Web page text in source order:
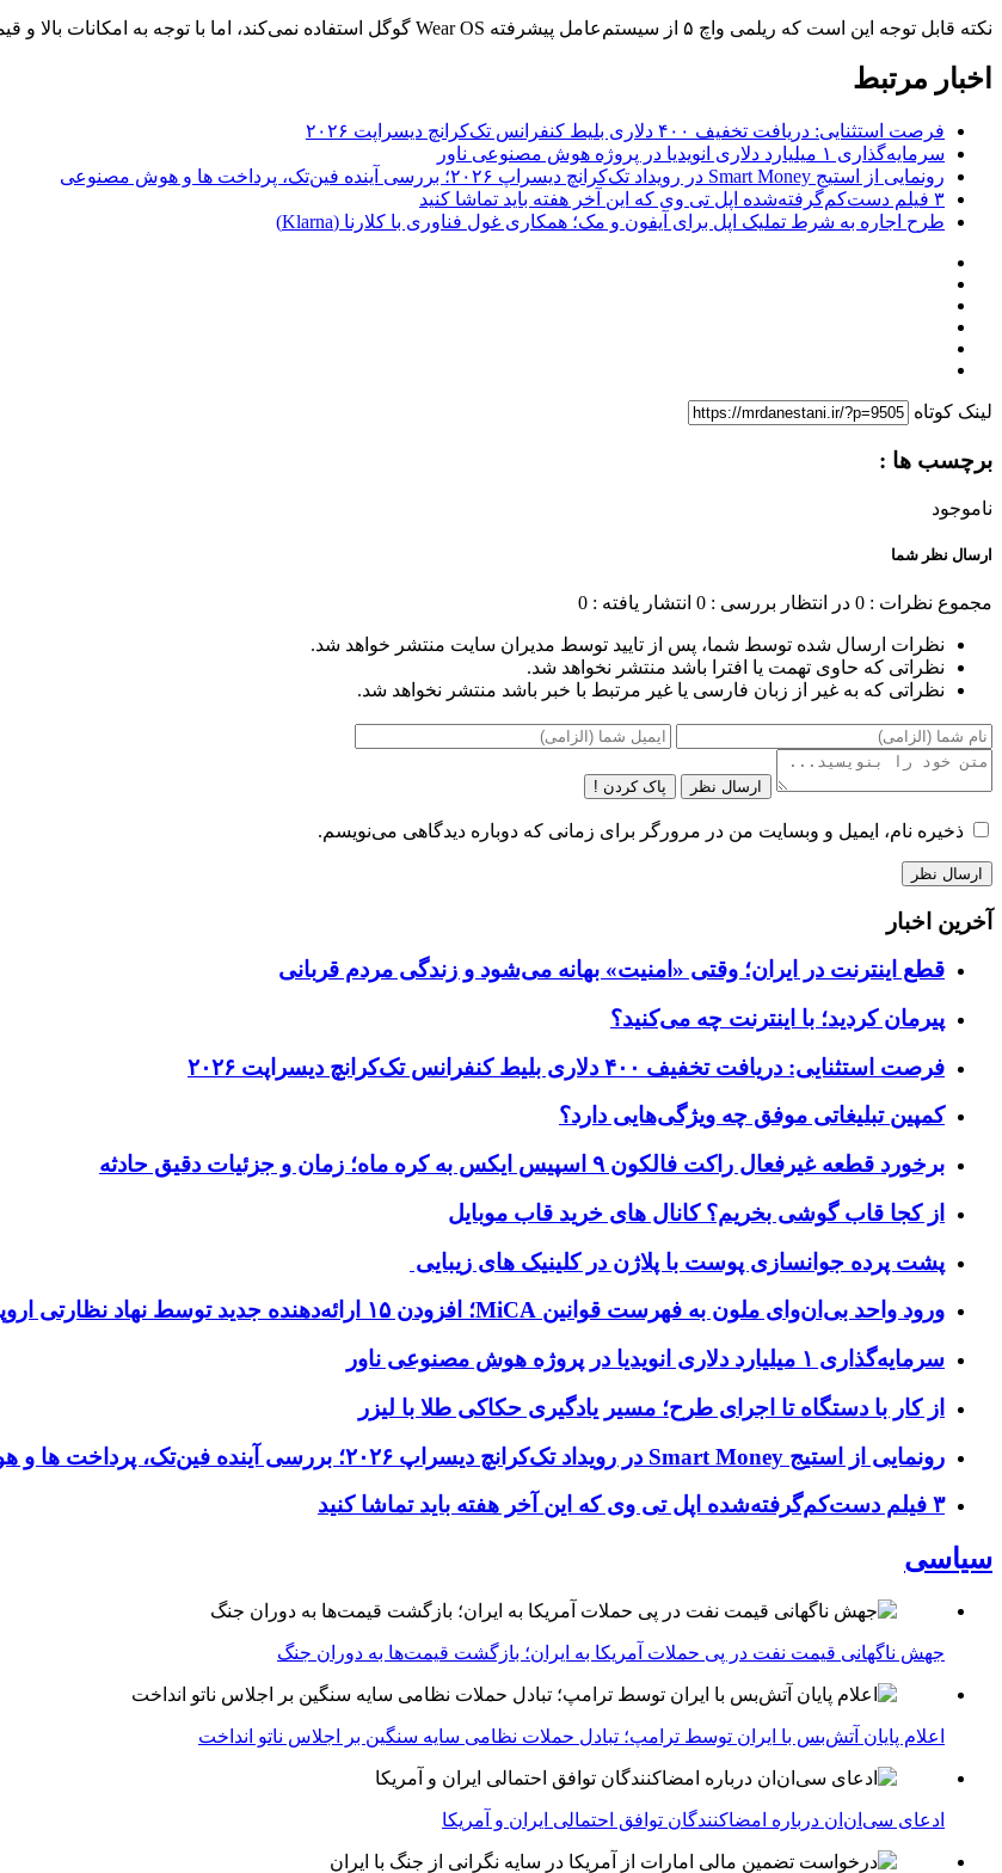
نکته قابل توجه این است که ریلمی واچ ۵ از سیستم‌عامل پیشرفته Wear OS گوگل استفاده نمی‌کند، اما با توجه به امکانات بالا و قیمت بسیار مناسب، انتخابی ایده‌آل برای کاربران اقتصادی محسوب می‌شود.
اخبار مرتبط
فرصت استثنایی: دریافت تخفیف ۴۰۰ دلاری بلیط کنفرانس تک‌کرانچ دیسراپت ۲۰۲۶
سرمایه‌گذاری ۱ میلیارد دلاری انویدیا در پروژه هوش مصنوعی ناور
رونمایی از استیج Smart Money در رویداد تک‌کرانچ دیسراپ ۲۰۲۶؛ بررسی آینده فین‌تک، پرداخت‌ ها و هوش مصنوعی
۳ فیلم دست‌کم‌گرفته‌شده اپل تی وی که این آخر هفته باید تماشا کنید
طرح اجاره به شرط تملیک اپل برای آیفون و مک؛ همکاری غول فناوری با کلارنا (Klarna)
لینک کوتاه
برچسب ها :
ناموجود
ارسال نظر شما
مجموع نظرات : 0 در انتظار بررسی : 0 انتشار یافته : 0
نظرات ارسال شده توسط شما، پس از تایید توسط مدیران سایت منتشر خواهد شد.
نظراتی که حاوی تهمت یا افترا باشد منتشر نخواهد شد.
نظراتی که به غیر از زبان فارسی یا غیر مرتبط با خبر باشد منتشر نخواهد شد.
ارسال نظر پاک کردن !
ذخیره نام، ایمیل و وبسایت من در مرورگر برای زمانی که دوباره دیدگاهی می‌نویسم.
آخرین اخبار
قطع اینترنت در ایران؛ وقتی «امنیت» بهانه می‌شود و زندگی مردم قربانی
پیرمان کردید؛ با اینترنت چه می‌کنید؟
فرصت استثنایی: دریافت تخفیف ۴۰۰ دلاری بلیط کنفرانس تک‌کرانچ دیسراپت ۲۰۲۶
کمپین تبلیغاتی موفق چه ویژگی‌هایی دارد؟
برخورد قطعه غیرفعال راکت فالکون ۹ اسپیس ایکس به کره ماه؛ زمان و جزئیات دقیق حادثه
از کجا قاب گوشی بخریم؟ کانال های خرید قاب موبایل
پشت پرده جوانسازی پوست با پلاژن در کلینیک های زیبایی
ورود واحد بی‌ان‌وای ملون به فهرست قوانین MiCA؛ افزودن ۱۵ ارائه‌دهنده جدید توسط نهاد نظارتی اروپا
سرمایه‌گذاری ۱ میلیارد دلاری انویدیا در پروژه هوش مصنوعی ناور
از کار با دستگاه تا اجرای طرح؛ مسیر یادگیری حکاکی طلا با لیزر
رونمایی از استیج Smart Money در رویداد تک‌کرانچ دیسراپ ۲۰۲۶؛ بررسی آینده فین‌تک، پرداخت‌ ها و هوش مصنوعی
۳ فیلم دست‌کم‌گرفته‌شده اپل تی وی که این آخر هفته باید تماشا کنید
سیاسی
جهش ناگهانی قیمت نفت در پی حملات آمریکا به ایران؛ بازگشت قیمت‌ها به دوران جنگ
اعلام پایان آتش‌بس با ایران توسط ترامپ؛ تبادل حملات نظامی سایه سنگین بر اجلاس ناتو انداخت
ادعای سی‌ان‌ان درباره امضاکنندگان توافق احتمالی ایران و آمریکا